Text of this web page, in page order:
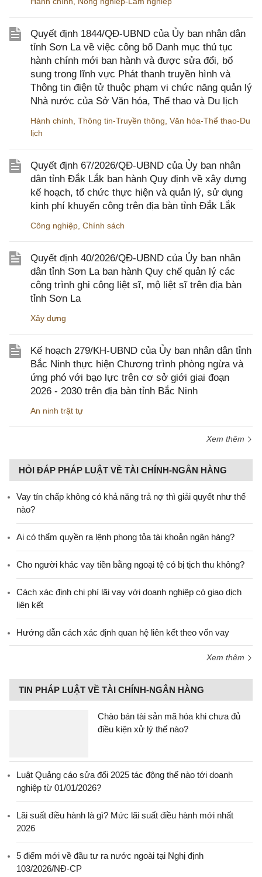
Quyết định 1844/QĐ-UBND của Ủy ban nhân dân
tỉnh Sơn La về việc công bố Danh mục thủ tục
hành chính mới ban hành và được sửa đổi, bổ
sung trong lĩnh vực Phát thanh truyền hình và
Thông tin điện tử thuộc phạm vi chức năng quản lý
Nhà nước của Sở Văn hóa, Thể thao và Du lịch
Hành chính Thông tin-Truyền thông Văn hóa-Thể thao-Du
lịch
Quyết định 67/2026/QĐ-UBND của Ủy ban nhân
dân tỉnh Đắk Lắk ban hành Quy định về xây dựng
kế hoạch, tổ chức thực hiện và quản lý, sử dụng
kinh phí khuyến công trên địa bàn tỉnh Đắk Lắk
Công nghiệp Chính sách
Quyết định 40/2026/QĐ-UBND của Ủy ban nhân
dân tỉnh Sơn La ban hành Quy chế quản lý các
công trình ghi công liệt sĩ, mộ liệt sĩ trên địa bàn
tỉnh Sơn La
Xây dựng
Kế hoạch 279/KH-UBND của Ủy ban nhân dân tỉnh
Bắc Ninh thực hiện Chương trình phòng ngừa và
ứng phó với bạo lực trên cơ sở giới giai đoạn
2026 - 2030 trên địa bàn tỉnh Bắc Ninh
An ninh trật tự
Xem thêm
HỎI ĐÁP PHÁP LUẬT VỀ TÀI CHÍNH-NGÂN HÀNG
Vay tín chấp không có khả năng trả nợ thì giải quyết như thế
nào?
Ai có thẩm quyền ra lệnh phong tỏa tài khoản ngân hàng?
Cho người khác vay tiền bằng ngoại tệ có bị tịch thu không?
Cách xác định chi phí lãi vay với doanh nghiệp có giao dịch
liên kết
Hướng dẫn cách xác định quan hệ liên kết theo vốn vay
Xem thêm
TIN PHÁP LUẬT VỀ TÀI CHÍNH-NGÂN HÀNG
Chào bán tài sản mã hóa khi chưa đủ
điều kiện xử lý thế nào?
Luật Quảng cáo sửa đổi 2025 tác động thế nào tới doanh
nghiệp từ 01/01/2026?
Lãi suất điều hành là gì? Mức lãi suất điều hành mới nhất
2026
5 điểm mới về đầu tư ra nước ngoài tại Nghị định
103/2026/NĐ-CP